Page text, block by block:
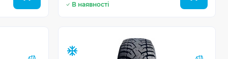
В наявності